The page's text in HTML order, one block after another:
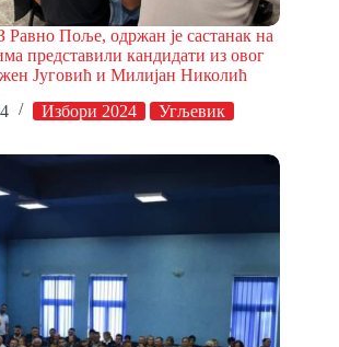
Поље, одржан је састанак на
представили кандидати из овог
Југовић и Милијан Николић
Избори 2024 Угљевик